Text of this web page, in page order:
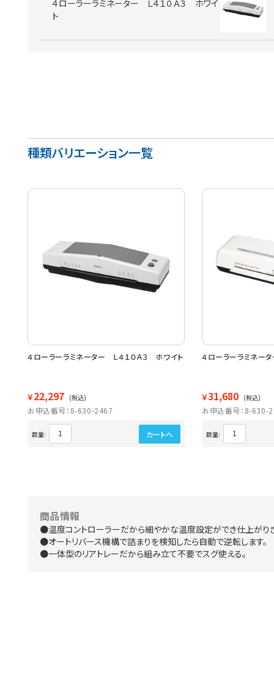
４ローラーラミネーター Ｌ４１０Ａ３ ホワイ
ト
種類バリエーション一覧
４ローラーラミネーター Ｌ４１０Ａ３ ホワイト
￥22,297 (税込)
お申込番号：8-630-2467
数量: カートへ
４ローラーラミネー
￥31,680 (税込)
お申込番号：8-630-
数量:
商品情報
●温度コントローラーだから細やかな温度設定ができ仕上がり
●オートリバース機構で詰まりを検知したら自動で逆転します。
●一体型のリアトレーだから組み立て不要でスグ使える。